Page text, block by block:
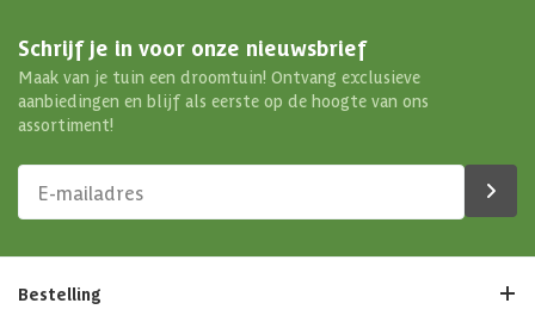
Schrijf je in voor onze nieuwsbrief
Maak van je tuin een droomtuin! Ontvang exclusieve
aanbiedingen en blijf als eerste op de hoogte van ons
assortiment!
Bestelling